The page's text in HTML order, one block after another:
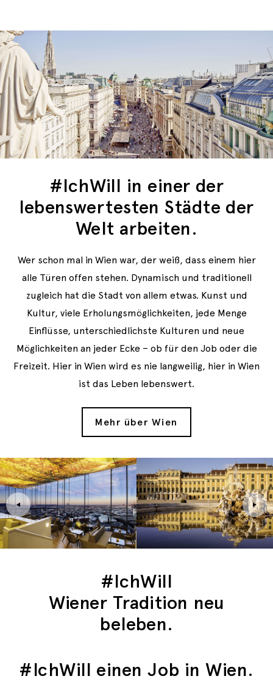
#IchWill in einer der
lebenswertesten Städte der
Welt arbeiten.
Wer schon mal in Wien war, der weiß, dass einem hier
alle Türen offen stehen. Dynamisch und traditionell
zugleich hat die Stadt von allem etwas. Kunst und
Kultur, viele Erholungsmöglichkeiten, jede Menge
Einflüsse, unterschiedlichste Kulturen und neue
Möglichkeiten an jeder Ecke – ob für den Job oder die
Freizeit. Hier in Wien wird es nie langweilig, hier in Wien
ist das Leben lebenswert.
Mehr über Wien
#IchWill
Wiener Tradition neu
beleben.
#IchWill einen Job in Wien.